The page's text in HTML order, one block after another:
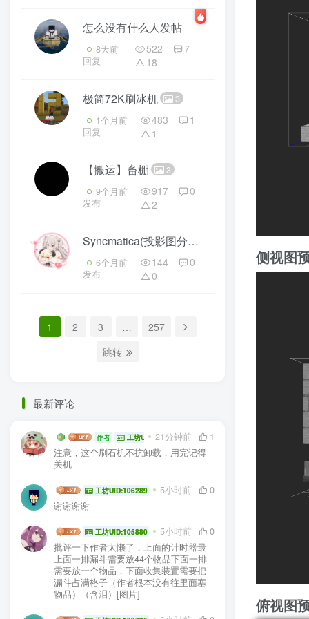
怎么没有什么人发帖
8天前
回复
522
7
18
极简72K刷冰机 3
1个月前
回复
483
1
1
【搬运】畜棚 3
9个月前
发布
917
0
2
Syncmatica(投影图分享)
6个月前
发布
144
0
0
1 2 3 …
257
跳转
最新评论
生电大佬 作者 工坊UID:104936
21分钟前
1
注意，这个刷石机不抗卸载，用完记得
关机
HYG sa 工坊UID:106289 5小时前
0
谢谢谢谢
jlddmuX工坊UID:105880 5小时前
0
批评一下作者太懒了，上面的计时器最
上面一排漏斗需要放44个物品下面一排
需要放一个物品，下面收集装置需要把
漏斗占满格子（作者根本没有往里面塞
物品）（含泪）[图片]
侧视图
俯视图